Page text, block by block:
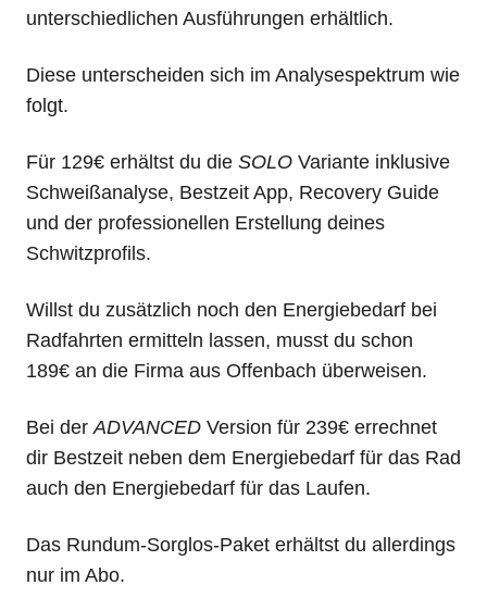
unterschiedlichen Ausführungen erhältlich.
Diese unterscheiden sich im Analysespektrum wie
folgt.
Für 129€ erhältst du die SOLO Variante inklusive
Schweißanalyse, Bestzeit App, Recovery Guide
und der professionellen Erstellung deines
Schwitzprofils.
Willst du zusätzlich noch den Energiebedarf bei
Radfahrten ermitteln lassen, musst du schon
189€ an die Firma aus Offenbach überweisen.
Bei derADVANCED Version für 239€ errechnet
dir Bestzeit neben dem Energiebedarf für das Rad
auch den Energiebedarf für das Laufen.
Das Rundum-Sorglos-Paket erhältst du allerdings
nur im Abo.